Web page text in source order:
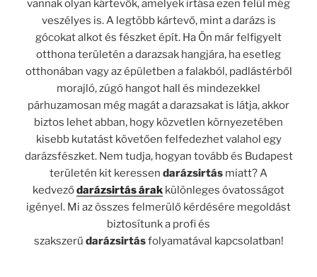
vannak olyan kártevők, amelyek irtása ezen felül még
veszélyes is. A legtöbb kártevő, mint a darázs is
gócokat alkot és fészket épít. Ha Ön már felfigyelt
otthona területén a darazsak hangjára, ha esetleg
otthonában vagy az épületben a falakból, padlástérből
morajló, zúgó hangot hall és mindezekkel
párhuzamosan még magát a darazsakat is látja, akkor
biztos lehet abban, hogy közvetlen környezetében
kisebb kutatást követően felfedezhet valahol egy
darázsfészket. Nem tudja, hogyan tovább és Budapest
területén kit keressen darázsirtás miatt? A
kedveződarázsirtás árak különleges óvatosságot
igényel. Mi az összes felmerülő kérdésére megoldást
biztosítunk a profi és
szakszerű darázsirtásfolyamatával kapcsolatban!